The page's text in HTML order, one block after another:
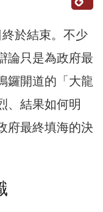
於結束。不少
論只是為政府最
鑼開道的「大龍
、結果如何明
府最終填海的決